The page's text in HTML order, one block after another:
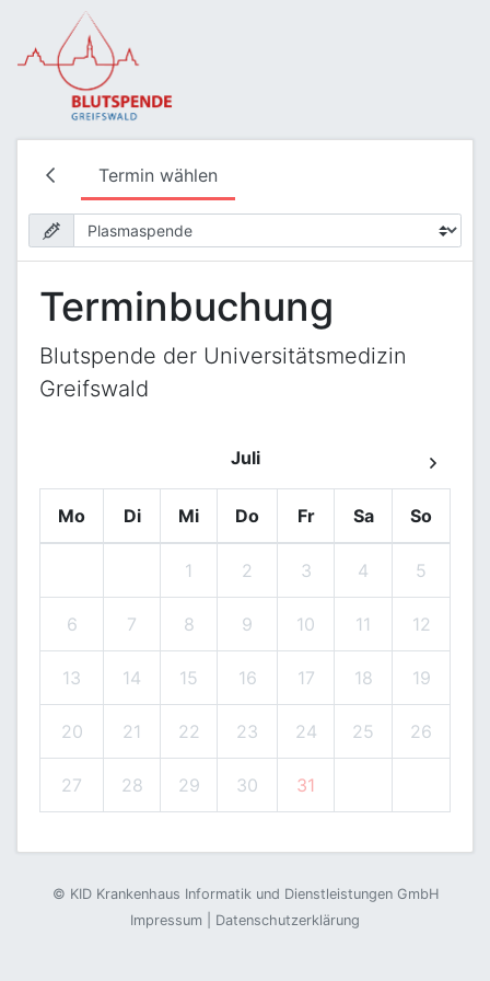
Termin wählen
Terminbuchung
Blutspende der Universitätsmedizin
Greifswald
Juli
Mo Di Mi Do Fr Sa So
1 2 3 4 5
6 7 8 9 10 11 12
13 14 15 16 17 18 19
20 21 22 23 24 25 26
27 28 29 30 31
© KID Krankenhaus Informatik und Dienstleistungen GmbH
Impressum
Datenschutzerklärung